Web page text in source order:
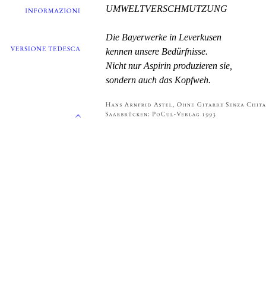
UMWELTVERSCHMUTZUNG
Die Bayerwerke in Leverkusen
kennen unsere Bedürfnisse.
Nicht nur Aspirin produzieren sie,
sondern auch das Kopfweh.